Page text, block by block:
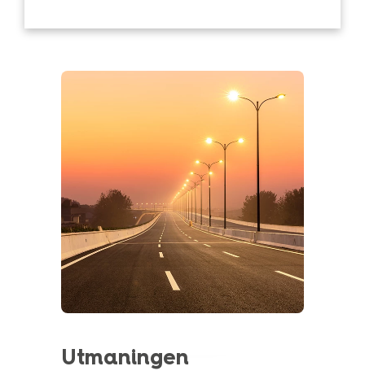
Karriär
Aktuellt
Pressmeddelanden
Insikter
Pressmeddelanden
Utmaningen